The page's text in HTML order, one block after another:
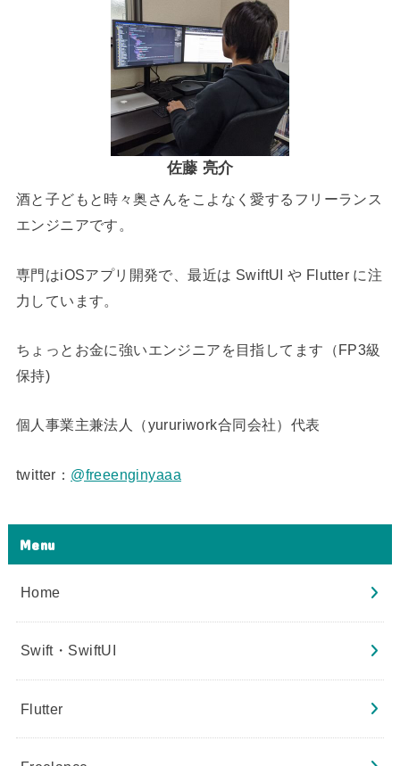
佐藤 亮介
酒と子どもと時々奥さんをこよなく愛するフリーランス
エンジニアです。
専門はiOSアプリ開発で、最近は SwiftUI や Flutter に注
力しています。
ちょっとお金に強いエンジニアを目指してます（FP3級
保持)
個人事業主兼法人（yururiwork合同会社）代表
twitter： @freeenginyaaa
Menu
Home
Swift・SwiftUI
Flutter